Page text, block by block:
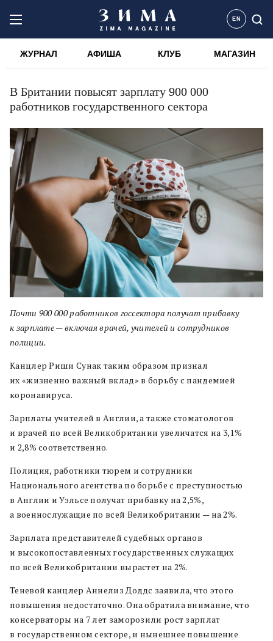
EN
ЖУРНАЛ АФИША КЛУБ МАГАЗИН
В Британии повысят зарплату 900 000
работников государственного сектора
Почти 900 000 работников госсектора получат прибавку
к зарплате — включая врачей, учителей и сотрудников
полиции.
Канцлер Риши Сунак таким образом признал
их «жизненно важный вклад» в борьбу с пандемией
коронавируса.
Зарплаты учителей в Англии, а также стоматологов
и врачей по всей Великобритании увеличатся на 3,1%
и 2,8% соответственно.
Полиция, работники тюрем и сотрудники
Национального агентства по борьбе с преступностью
в Англии и Уэльсе получат прибавку на 2,5%,
а военнослужащие по всей Великобритании — на 2%.
Зарплата представителей судебных органов
и высокопоставленных государственных служащих
по всей Великобритании вырастет на 2%.
Теневой канцлер Аннелиз Доддс заявила, что этого
повышения недостаточно. Она обратила внимание, что
консерваторы на 7 лет заморозили рост зарплат
в государственном секторе, и нынешнее повышение